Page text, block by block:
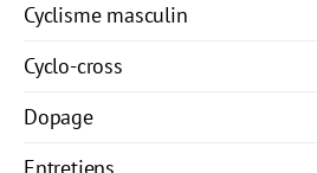
Cyclisme masculin
Cyclo-cross
Dopage